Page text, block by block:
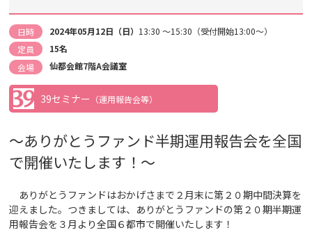
日時 2024年05月12日（日） 13:30 ～15:30（受付開始13:00～）
定員
15名
会場
仙都会館7階A会議室
39セミナー （運用報告会等）
～ありがとうファンド半期運用報告会を全国
で開催いたします！ ～
ありがとうファンドはおかげさまで２月末に第２０期中間決算を
迎えました。つきましては、ありがとうファンドの第２０期半期運
用報告会を３月より全国６都市で開催いたします！